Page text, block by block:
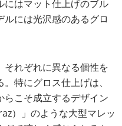
にはマット仕上げのブル
には光沢感のあるグロ
それぞれに異なる個性を
特にグロス仕上げは、
らこそ成立するデザイン
）」のような大型マレッ